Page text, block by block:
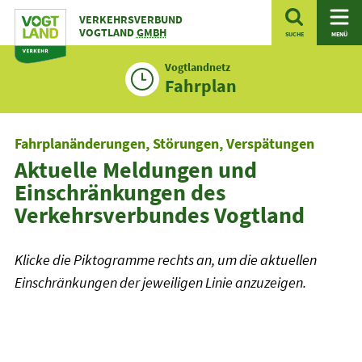
Zum
Inhalt
VERKEHRSVERBUND
VOGTLANDGMBH SUCHE MENÜ
Vogtlandnetz
Fahrplan
Fahrplanänderungen, Störungen, Verspätungen
Aktuelle Meldungen und
Einschränkungen des
Verkehrsverbundes Vogtland
Klicke die Piktogramme rechts an, um die aktuellen
Einschränkungen der jeweiligen Linie anzuzeigen.